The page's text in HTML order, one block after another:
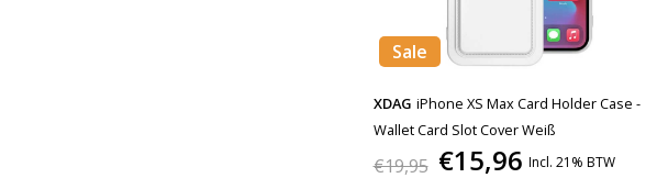
Sale
XDAG iPhone XS Max Card Holder Case -
Wallet Card Slot Cover Weiß
€19,95 €15,96 Incl. 21% BTW